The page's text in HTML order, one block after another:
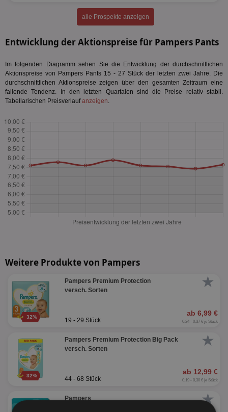
alle Prospekte anzeigen
Entwicklung der Aktionspreise für Pampers Pants
Im folgenden Diagramm sehen Sie die Entwicklung der durchschnittlichen
Aktionspreise von Pampers Pants 15 - 27 Stück der letzten zwei Jahre. Die
durchschnittlichen Aktionspreise zeigen über den gesamten Zeitraum eine
fallende Tendenz. In den letzten Quartalen sind die Preise relativ stabil.
Tabellarischen Preisverlaufanzeigen.
Weitere Produkte von Pampers
★
32%
Pampers Premium Protection
versch. Sorten
ab 6,99 €
19 - 29 Stück 0,24 - 0,37 € je Stück
★
32%
Pampers Premium Protection Big Pack
versch. Sorten
ab 12,99 €
44 - 68 Stück 0,19 - 0,30 € je Stück
★
Pampers